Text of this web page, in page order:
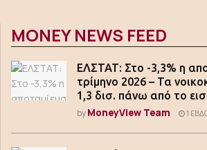
MONEY NEWS FEED
ΕΛΣΤΑΤ: Στο -3,3% η
τρίμηνο 2026 – Τα
1,3 δισ. πάνω από το
byMoneyView Team 1